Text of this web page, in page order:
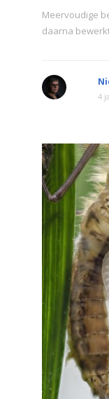
Meervoudige
daarna
4